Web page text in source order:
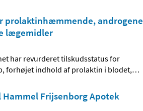
prolaktinhæmmende, androgene
lægemidler
har revurderet tilskudsstatus for
forhøjet indhold af prolaktin i blodet,…
Frijsenborg Apotek